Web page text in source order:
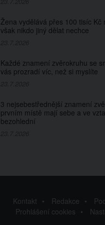
Žena vydělává přes 100 tisíc Kč
však nikdo jiný dělat nechce
Každé znamení zvěrokruhu se
vás prozradí víc, než si myslíte
3 nejsebestřednější znamení
prvním místě mají sebe a ve
bezohlední
Kontakt Redakce
Prohlášení cookies